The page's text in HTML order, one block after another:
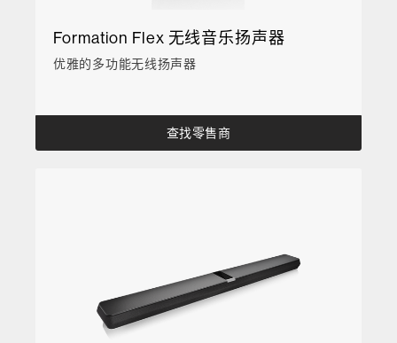
Formation Flex 无线音乐扬声器
优雅的多功能无线扬声器
查找零售商